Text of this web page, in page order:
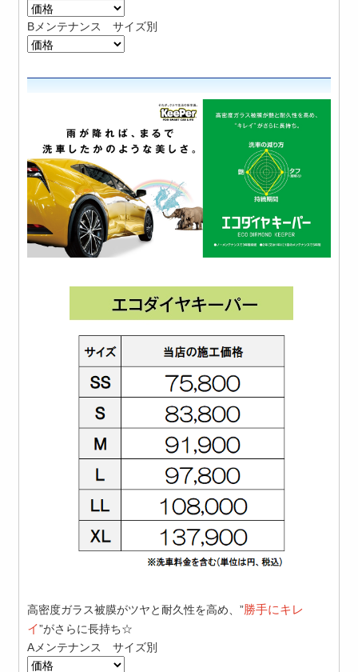
Bメンテナンス サイズ別
高密度ガラス被膜がツヤと耐久性を高め、”勝手にキレ
イ”がさらに長持ち☆
Aメンテナンス サイズ別